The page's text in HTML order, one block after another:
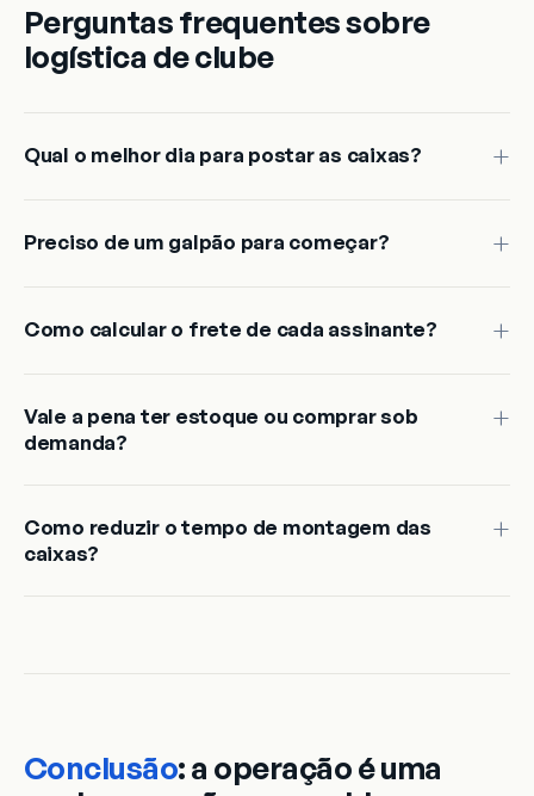
Perguntas frequentes sobre
logística de clube
Qual o melhor dia para postar as caixas?
Preciso de um galpão para começar?
Como calcular o frete de cada assinante?
Vale a pena ter estoque ou comprar sob
demanda?
Como reduzir o tempo de montagem das
caixas?
Conclusão: a operação é uma